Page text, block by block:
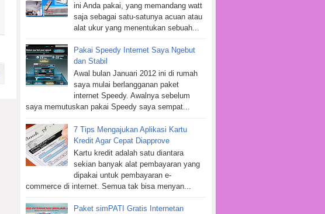
ini Anda pakai, yang memandang watt
saja sebagai satu-satunya acuan atau
alat ukur yang menentukan sebuah...
Pakai Speedy Internet Saya Ngebut
dan Stabil
Awal bulan Januari 2012 ini di rumah
saya mulai berlangganan paket
internet Speedy. Awalnya sebelum
saya memutuskan pakai Speedy saya sempat...
7 Tips Mengajukan Aplikasi Kartu
Kredit Agar Cepat Diapprove
Kartu kredit adalah satu diantara
sekian banyak alat pembayaran yang
dipakai untuk pembayaran e-
commerce di internet. Semua tak bisa menyan...
Paket simPATI Gratis Internetan